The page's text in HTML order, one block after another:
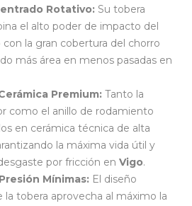
Rotativo: Su tobera
el alto poder de impacto del
la gran cobertura del chorro
más área en menos pasadas en
Premium: Tanto la
como el anillo de rodamiento
en cerámica técnica de alta
la máxima vida útil y
por fricción en Vigo.
Mínimas: El diseño
la tobera aprovecha al máximo la